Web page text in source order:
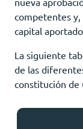
competentes
capital aportado.
La siguiente
de las
constitución de